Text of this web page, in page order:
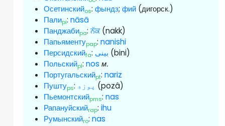
Осетинскийos:фындз;фий (дигорск.)
Палиpi:nāsā
Панджабиpa:ਨੱਕ(nakk)
Папьяментуpap:nanishi
Персидскийfa: بینی (bini)
Польскийpl:nos м.
Португальскийpt:nariz
Пуштуps: پوزه (pozâ)
Пьемонтскийpms:nas
Рапануйскийrap:ihu
Румынскийro:nas